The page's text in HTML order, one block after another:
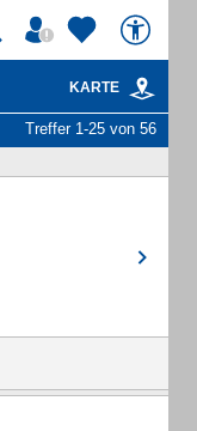
KARTE
Treffer 1-25 von 56